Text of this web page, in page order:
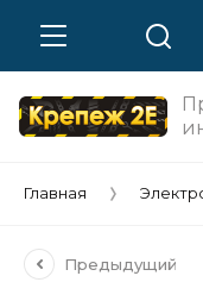
Главная
Предыдущий